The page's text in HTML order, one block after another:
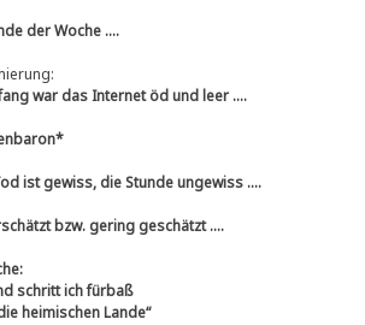
der Woche ....
war das Internet öd und leer ....
ist gewiss, die Stunde ungewiss ....
bzw. gering geschätzt ....
schritt ich fürbaß
heimischen Lande“